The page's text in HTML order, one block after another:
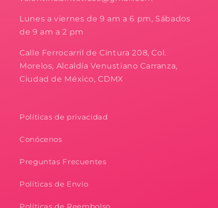
Lunes a viernes de 9 am a 6 pm, Sábados
de 9 am a 2 pm
Calle Ferrocarril de Cintura 208, Col.
Morelos, Alcaldía Venustiano Carranza,
Ciudad de México, CDMX
Políticas de privacidad
Conócenos
Preguntas Frecuentes
Políticas de Envío